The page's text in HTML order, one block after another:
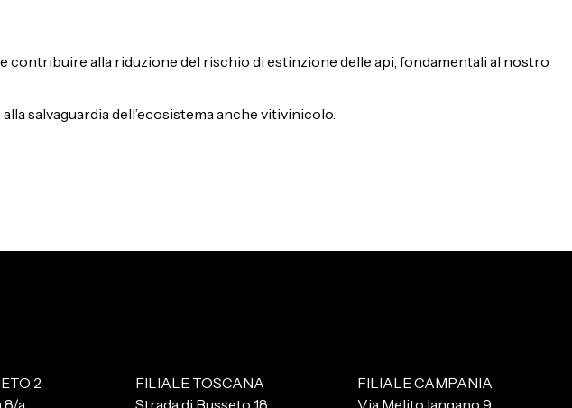
alla riduzione del rischio di estinzione delle api, fondamentali al nostro
salvaguardia dell’ecosistema anche vitivinicolo.
2
8/a
FILIALE TOSCANA
Strada di Busseto 18
FILIALE CAMPANIA
Via Melito Iangano 9